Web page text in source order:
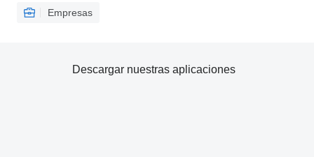
Empresas
Descargar nuestras aplicaciones